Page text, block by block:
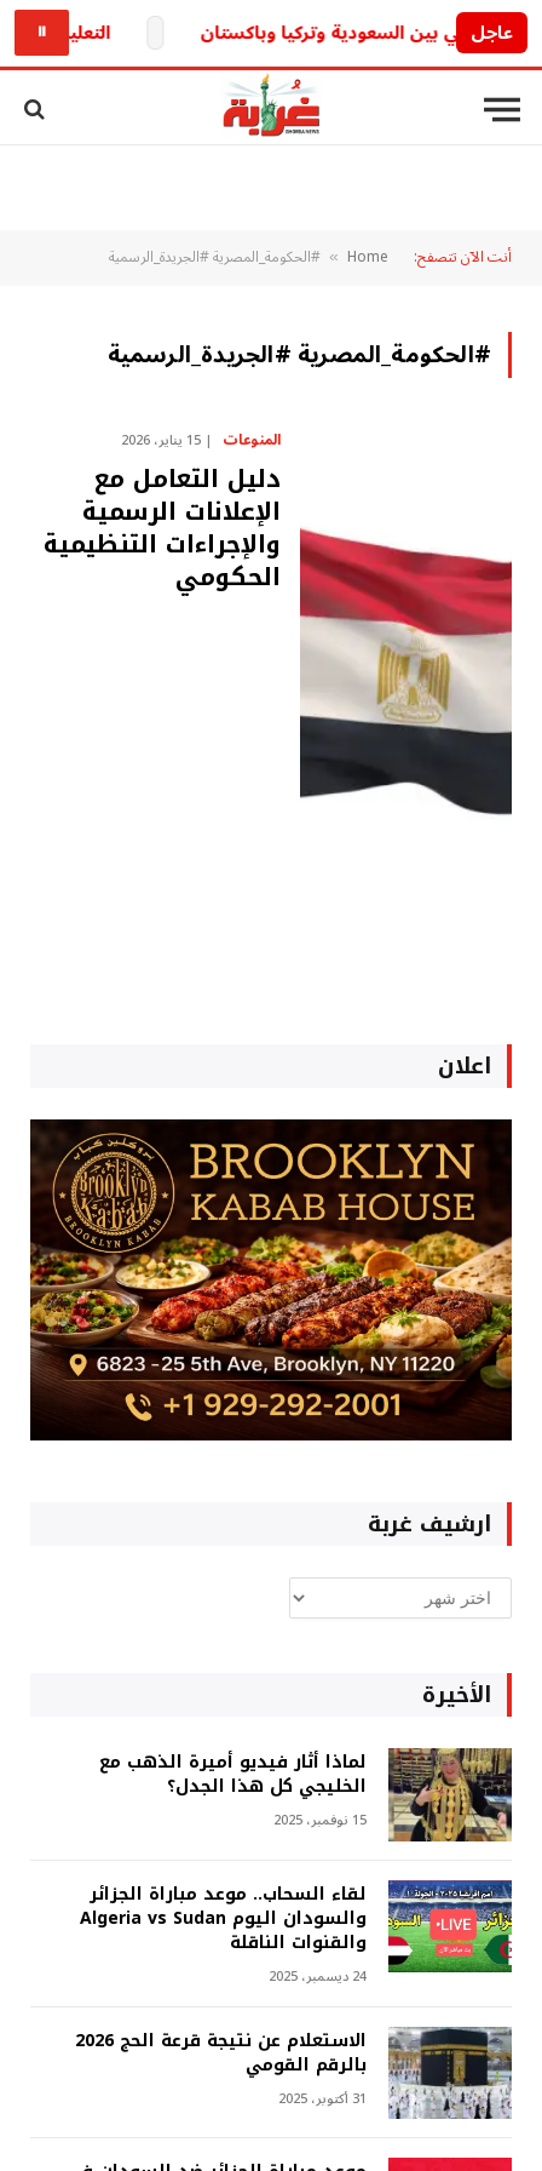
عاجل التعليم تكشف.. حقيقة تأجيل
⏸
أنت الآن تتصفح: Home
» #الحكومة_المصرية #الجريدة_الرسمية
#الحكومة_المصرية #الجريدة_الرسمية
المنوعات 15 يناير، 2026
دليل التعامل مع
الإعلانات الرسمية
والإجراءات التنظيمية
الحكومي
اعلان
ارشيف غربة
ارشيف
غربة
الأخيرة
لماذا أثار فيديو أميرة الذهب مع
الخليجي كل هذا الجدل؟
15 نوفمبر، 2025
لقاء السحاب.. موعد مباراة الجزائر
والسودان اليوم Algeria vs Sudan
والقنوات الناقلة
24 ديسمبر، 2025
الاستعلام عن نتيجة قرعة الحج 2026
بالرقم القومي
31 أكتوبر، 2025